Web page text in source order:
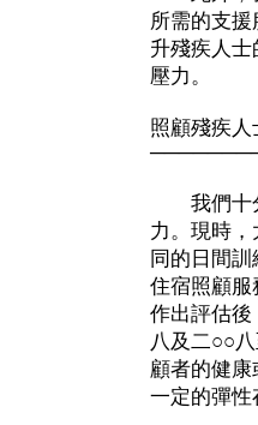
所需的支
升殘疾人
壓力。
照顧殘疾
我們十分
力。現時
同的日間
住宿照顧服
作出評估
八及二○○
顧者的健
一定的彈性